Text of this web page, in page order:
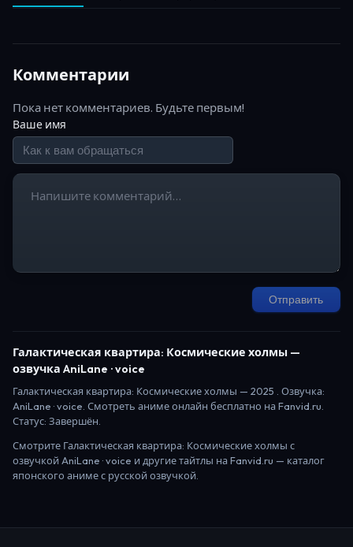
Комментарии
Пока нет комментариев. Будьте первым!
Ваше имя
Отправить
Галактическая квартира: Космические холмы —
озвучка AniLane · voice
Галактическая квартира: Космические холмы — 2025
. Озвучка:
AniLane · voice. Смотреть аниме онлайн бесплатно на Fanvid.ru.
Статус: Завершён
Смотрите Галактическая квартира: Космические холмы с
озвучкой AniLane · voice и другие тайтлы на Fanvid.ru — каталог
японского аниме с русской озвучкой.